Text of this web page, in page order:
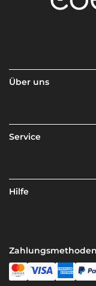
Über uns
Service
Hilfe
Zahlungsmethoden